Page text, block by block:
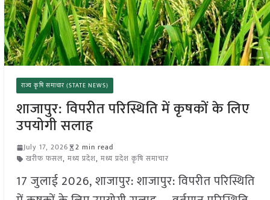
राज्य कृषि समाचार (STATE NEWS)
शाजापुर: विपरीत परिस्थिति में कृषकों के लिए
उपयोगी सलाह
July 17, 2026
2 min read
खरीफ फसल, मध्य प्रदेश, मध्य प्रदेश कृषि समाचार
17 जुलाई 2026, शाजापुर: शाजापुर: विपरीत परिस्थिति